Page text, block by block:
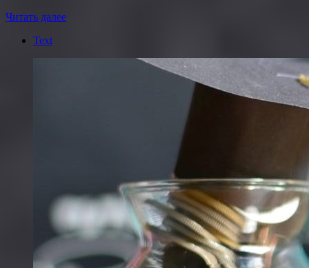
Читать далее
Text